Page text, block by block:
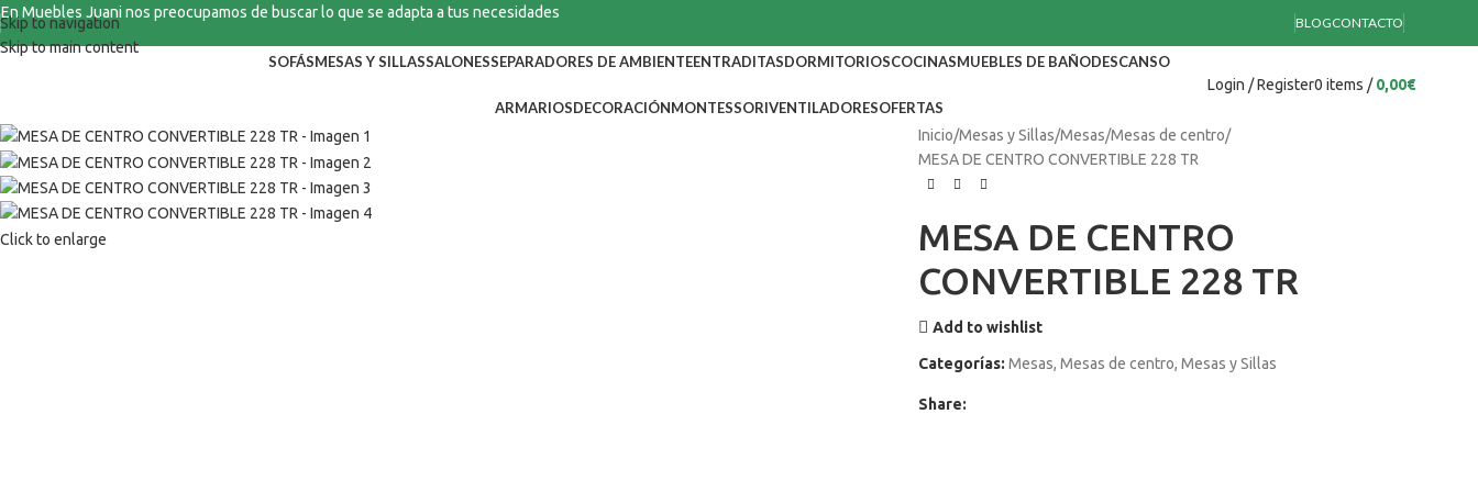
Skip to navigation
Skip to main content
En Muebles Juani nos preocupamos de buscar lo que se adapta a tus necesidades
BLOGCONTACTO
SOFÁSMESAS Y SILLASSALONESSEPARADORES DE AMBIENTEENTRADITASDORMITORIOSCOCINASMUEBLES DE BAÑODESCANSO
ARMARIOSDECORACIÓNMONTESSORIVENTILADORESOFERTAS
Login / Register0 items / 0,00€
Click to enlarge
Inicio Mesas y Sillas Mesas Mesas de centro
MESA DE CENTRO CONVERTIBLE 228 TR
MESA DE CENTRO
CONVERTIBLE 228 TR
Add to wishlist
Categorías: Mesas, Mesas de centro, Mesas y Sillas
Share: